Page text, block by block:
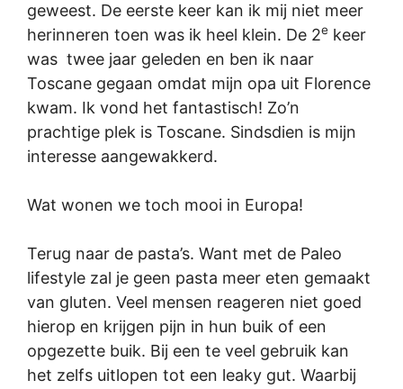
geweest. De eerste keer kan ik mij niet meer
herinneren toen was ik heel klein. De 2e keer
was twee jaar geleden en ben ik naar
Toscane gegaan omdat mijn opa uit Florence
kwam. Ik vond het fantastisch! Zo’n
prachtige plek is Toscane. Sindsdien is mijn
interesse aangewakkerd.
Wat wonen we toch mooi in Europa!
Terug naar de pasta’s. Want met de Paleo
lifestyle zal je geen pasta meer eten gemaakt
van gluten. Veel mensen reageren niet goed
hierop en krijgen pijn in hun buik of een
opgezette buik. Bij een te veel gebruik kan
het zelfs uitlopen tot een leaky gut. Waarbij